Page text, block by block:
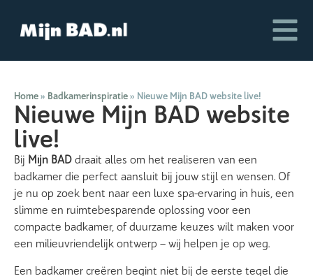
Home» Badkamerinspiratie» Nieuwe Mijn BAD website live!
Nieuwe Mijn BAD website
live!
Bij Mijn BAD draait alles om het realiseren van een
badkamer die perfect aansluit bij jouw stijl en wensen. Of
je nu op zoek bent naar een luxe spa-ervaring in huis, een
slimme en ruimtebesparende oplossing voor een
compacte badkamer, of duurzame keuzes wilt maken voor
een milieuvriendelijk ontwerp – wij helpen je op weg.
Een badkamer creëren begint niet bij de eerste tegel die